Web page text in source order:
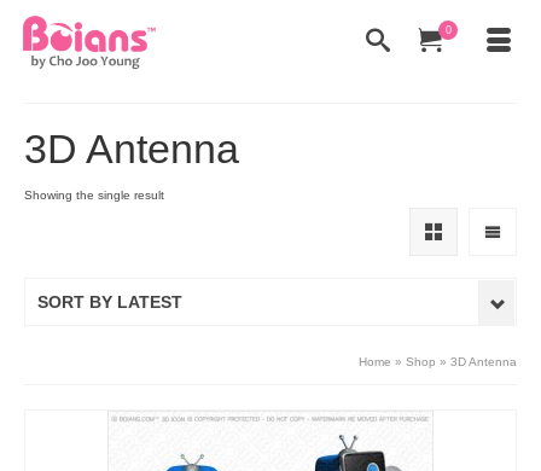
0
3D Antenna
Showing the single result
SORT BY LATEST
Home » Shop » 3D Antenna